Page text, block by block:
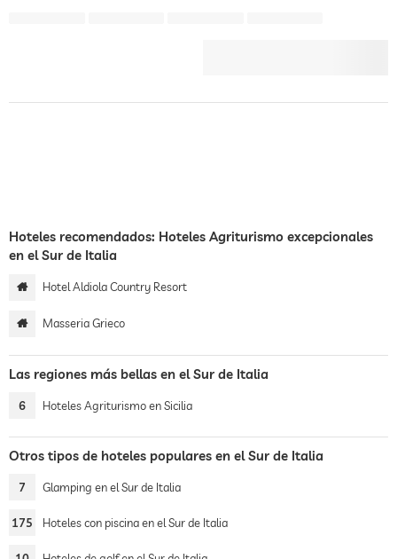
Hoteles recomendados: Hoteles Agriturismo excepcionales
en el Sur de Italia
Hotel Aldiola Country Resort
Masseria Grieco
Las regiones más bellas en el Sur de Italia
6 Hoteles Agriturismo en Sicilia
Otros tipos de hoteles populares en el Sur de Italia
7 Glamping en el Sur de Italia
175 Hoteles con piscina en el Sur de Italia